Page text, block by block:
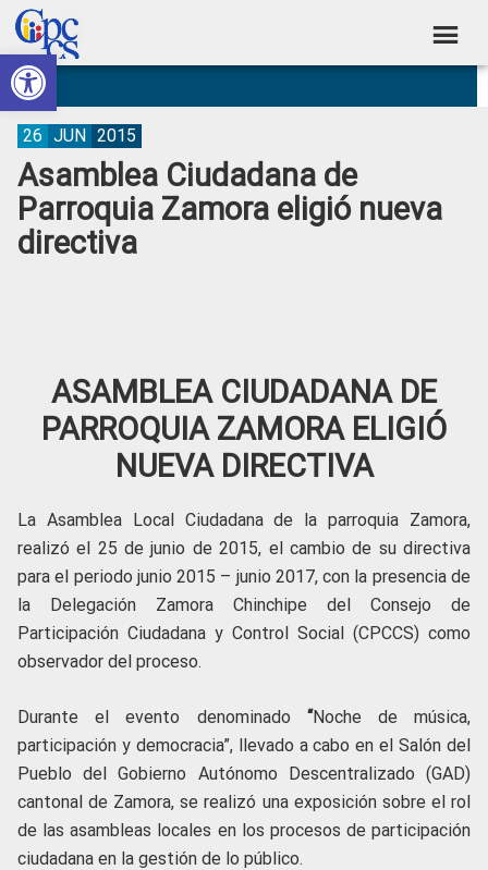
Abrir barra de herramientas
Skip
to
primary
navigation
Skip
to
main
content
Skip
to
primary
sidebar
Skip
to
footer
Consejo
de
Participación
Ciudadana
Control
Construyendo
Poder
Ciudadano
Asamblea Ciudadana de
Parroquia Zamora eligió nueva
directiva
26 JUN 2015
ASAMBLEA CIUDADANA DE
PARROQUIA ZAMORA ELIGIÓ
NUEVA DIRECTIVA
La Asamblea Local Ciudadana de la parroquia Zamora,
realizó el 25 de junio de 2015, el cambio de su directiva
para el periodo junio 2015 – junio 2017, con la presencia de
la Delegación Zamora Chinchipe del Consejo de
Participación Ciudadana y Control Social (CPCCS) como
observador del proceso.
Durante el evento denominado “Noche de música,
participación y democracia”, llevado a cabo en el Salón del
Pueblo del Gobierno Autónomo Descentralizado (GAD)
cantonal de Zamora, se realizó una exposición sobre el rol
de las asambleas locales en los procesos de participación
ciudadana en la gestión de lo público.